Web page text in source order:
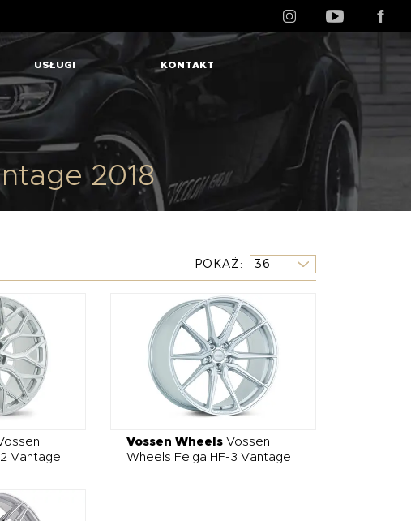
USŁUGI KONTAKT
2018
POKAŻ
Vantage
Vossen Wheels Vossen
Wheels Felga HF-3 Vantage